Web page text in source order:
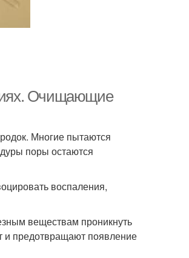
Очищающие
Многие пытаются
поры остаются
воспаления,
веществам проникнуть
и предотвращают появление